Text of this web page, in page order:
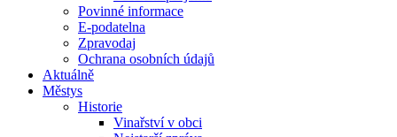
Povinné informace
E-podatelna
Zpravodaj
Ochrana osobních údajů
Aktuálně
Městys
Historie
Vinařství v obci